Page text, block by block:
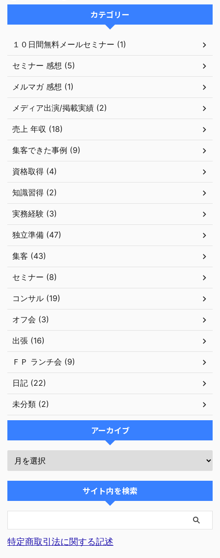
カテゴリー
１０日間無料メールセミナー (1)
セミナー 感想 (5)
メルマガ 感想 (1)
メディア出演/掲載実績 (2)
売上 年収 (18)
集客できた事例 (9)
資格取得 (4)
知識習得 (2)
実務経験 (3)
独立準備 (47)
集客 (43)
セミナー (8)
コンサル (19)
オフ会 (3)
出張 (16)
ＦＰ ランチ会 (9)
日記 (22)
未分類 (2)
アーカイブ
サイト内を検索
特定商取引法に関する記述